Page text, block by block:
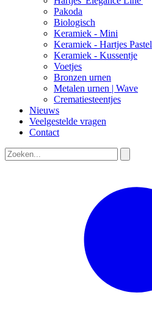
Pakoda
Biologisch
Keramiek - Mini
Keramiek - Hartjes Pastel
Keramiek - Kussentje
Voetjes
Bronzen urnen
Metalen urnen | Wave
Crematiesteentjes
Nieuws
Veelgestelde vragen
Contact